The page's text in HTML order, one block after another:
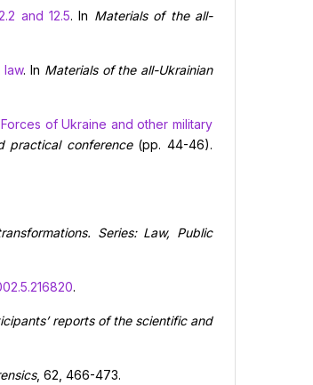
and 12.5. In Materials of the all-
law. In Materials of the all-Ukrainian
of Ukraine and other military
practical conference(pp. 44-46).
Series: Law, Public
.
’ reports of the scientific and
, 62, 466-473.